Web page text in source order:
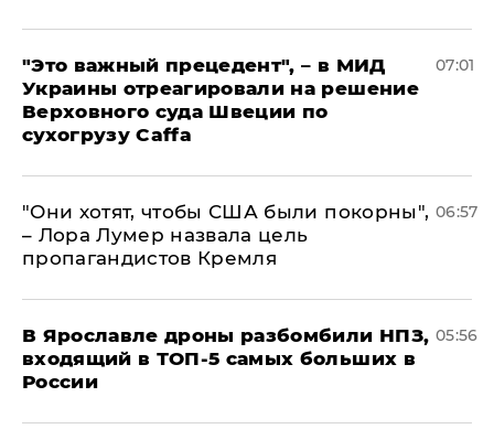
"Это важный прецедент", – в МИД
Украины отреагировали на решение
Верховного суда Швеции по
сухогрузу Caffa
07:01
"Они хотят, чтобы США были покорны",
– Лора Лумер назвала цель
пропагандистов Кремля
06:57
В Ярославле дроны разбомбили НПЗ,
входящий в ТОП-5 самых больших в
России
05:56